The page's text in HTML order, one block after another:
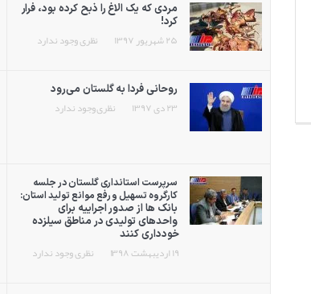
مردی که یک الاغ را ذبح کرده بود، فرار
کرد!
۲۵ شهریور ۱۳۹۷ نظری وجود ندارد
روحانی فردا به گلستان می‌رود
۲۳ دی ۱۳۹۷ نظری وجود ندارد
سرپرست استانداری گلستان در جلسه
کارگروه تسهیل و رفع موانع تولید استان:
بانک ها از صدور اجراییه برای
واحدهای تولیدی در مناطق سیلزده
خودداری کنند
۱۹ اردیبهشت ۱۳۹۸ نظری وجود ندارد